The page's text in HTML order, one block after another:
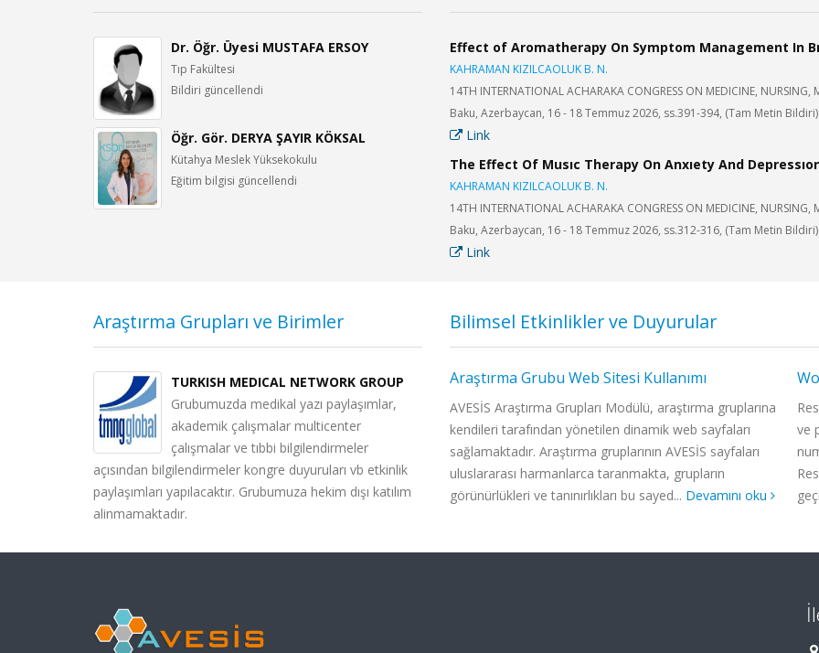
Dr. Öğr. Üyesi MUSTAFA ERSOY
Tıp Fakültesi
Bildiri güncellendi
Öğr. Gör. DERYA ŞAYIR KÖKSAL
Kütahya Meslek Yüksekokulu
Eğitim bilgisi güncellendi
Arş. Gör. REFİA BEYZA KALKINÇ
Diş Hekimliği Fakültesi
Kitapta bölüm eklendi
Dr. Öğr. Üyesi MERVE YATMAZOĞLU ÇETİN
Tıp Fakültesi
Makale eklendi
Dr.
Tıp
Diyet Yaklaşımlarının Hormonlar Üzerindeki Etkisi
Fatih HATİPOĞLU, Editör, All Sciences Academy, Konya, ss.50-72, 2026
for Turkish Vehicle License Plate Recognition and Determination
, 2026 (Hakemli Dergi)
Effect of Aromatherapy On Symptom Management In
KAHRAMAN KIZILCAOLUK B. N.
14TH INTERNATIONAL ACHARAKA CONGRESS ON MEDICINE, NURSING,
Baku, Azerbaycan, 16 - 18 Temmuz 2026, ss.391-394, (Tam Metin Bildiri)
Link
The Effect Of Musıc Therapy On Anxıety And
KAHRAMAN KIZILCAOLUK B. N.
14TH INTERNATIONAL ACHARAKA CONGRESS ON MEDICINE, NURSING,
Baku, Azerbaycan, 16 - 18 Temmuz 2026, ss.312-316, (Tam Metin Bildiri)
Link
Araştırma Grupları ve Birimler
TURKISH MEDICAL NETWORK GROUP
Grubumuzda medikal yazı paylaşımlar,
akademik çalışmalar multicenter
çalışmalar ve tıbbi bilgilendirmeler
açısından bilgilendirmeler kongre duyuruları vb etkinlik
paylaşımları yapılacaktır. Grubumuza hekim dışı katılım
alinmamaktadır.
Bilimsel Etkinlikler ve Duyurular
Makalelerin PDF Formatında AVESİS’e Yüklenmesi
Araştırmacıların Açık Arşiv Sistemleri üzerinden makale,
bildiri, tez vb. araştırma çıktılarını tam metin olarak
eklemeleri çalışmaların görünürlüğünün artırılmasının
suretiyle araştırma işbirliklerinin ve atıf yapılma düzeyinin
artırılması bakımında... Devamını oku
Araştırma Grubu Web Sitesi Kullanımı
AVESİS Araştırma Grupları Modülü, araştırma gruplarına
kendileri tarafından yönetilen dinamik web sayfaları
sağlamaktadır. Araştırma gruplarının AVESİS sayfaları
uluslararası harmanlarca taranmakta, grupların
görünürlükleri ve tanınırlıkları bu sayed... Devamını oku
ve